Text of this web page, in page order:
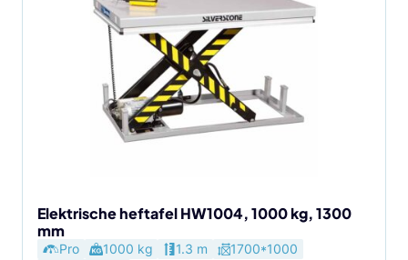
Elektrische heftafel HW1004, 1000 kg, 1300
mm
Pro 1000 kg 1.3 m
1700*1000